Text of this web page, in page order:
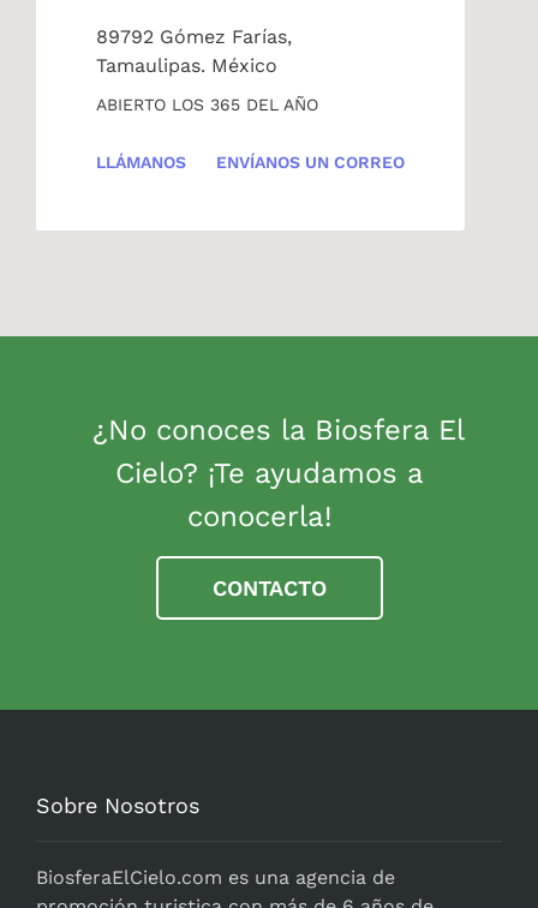
89792 Gómez Farías,
Tamaulipas. México
ABIERTO LOS 365 DEL AÑO
LLÁMANOS ENVÍANOS UN CORREO
¿No conoces la Biosfera El
Cielo? ¡Te ayudamos a
conocerla!
CONTACTO
Sobre Nosotros
BiosferaElCielo.com es una agencia de